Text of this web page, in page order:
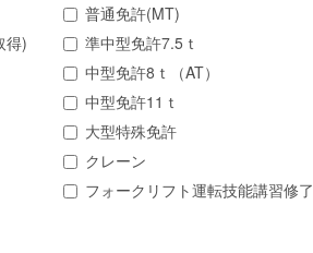
普通免許(MT)
得)
準中型免許7.5ｔ
中型免許8ｔ（AT）
中型免許11ｔ
大型特殊免許
クレーン
フォークリフト運転技能講習修了